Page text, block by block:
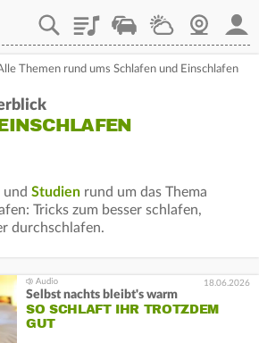
PlaylistStaupilotWetterWebcam
Themen rund ums Schlafen und Einschlafen
Studien rund um das Thema
Tricks zum besser schlafen,
durchschlafen.
18.06.2026
Selbst nachts bleibt's warm
SO SCHLAFT IHR TROTZDEM
GUT